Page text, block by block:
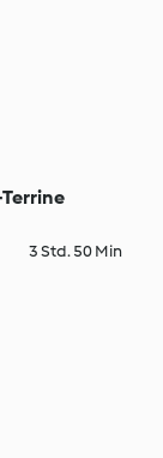
3 Std. 50 Min